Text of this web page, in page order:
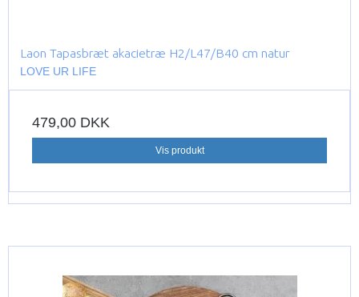
Laon Tapasbræt akacietræ H2/L47/B40 cm natur
LOVE UR LIFE
479,00 DKK
Vis produkt